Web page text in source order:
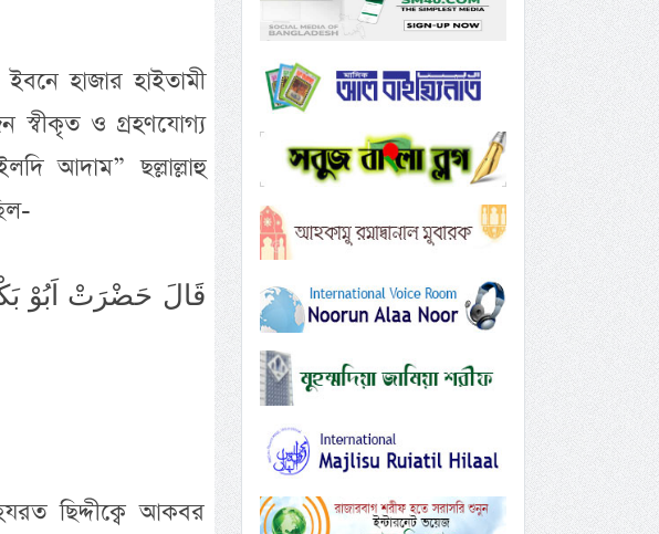
হাজার হাইতামী
স্বীকৃত ও গ্রহণযোগ্য
আদাম” ছল্লাল্লাহু
قَالَ حَضْرَتْ اَبُوْ
ছিদ্দীক্বে আকবর